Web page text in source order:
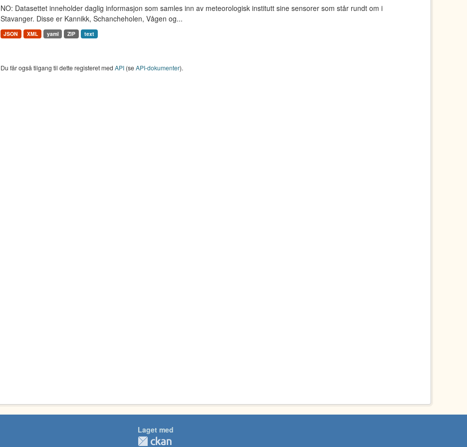
NO: Datasettet inneholder daglig informasjon som samles inn av meteorologisk institutt sine sensorer som står rundt om i
Stavanger. Disse er Kannikk, Schancheholen, Vågen og...
JSON XML yaml ZIP text
Du får også tilgang til dette registeret med API(seAPI-dokumenter).
Laget med